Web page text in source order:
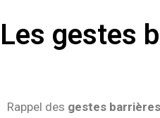
Les gestes
Rappel des gestes barrières